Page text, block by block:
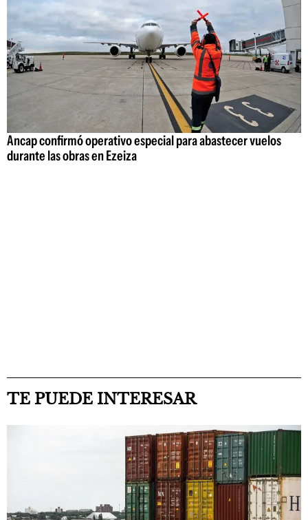
Ancap confirmó operativo especial para abastecer vuelos
durante las obras en Ezeiza
TE PUEDE INTERESAR